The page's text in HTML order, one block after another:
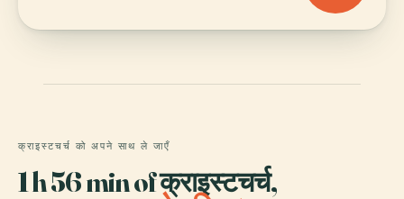
क्राइस्टचर्च को अपने साथ ले जाएँ
1 h 56 min of क्राइस्टचर्च,